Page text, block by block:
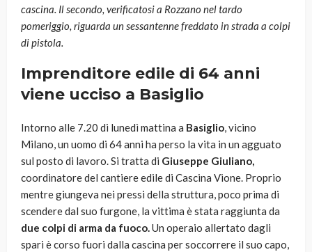
cascina. Il secondo, verificatosi a Rozzano nel tardo
pomeriggio, riguarda un sessantenne freddato in strada a colpi
di pistola.
Imprenditore edile di 64 anni
viene ucciso a Basiglio
Intorno alle 7.20 di lunedì mattina a Basiglio, vicino
Milano, un uomo di 64 anni ha perso la vita in un agguato
sul posto di lavoro. Si tratta di Giuseppe Giuliano,
coordinatore del cantiere edile di Cascina Vione. Proprio
mentre giungeva nei pressi della struttura, poco prima di
scendere dal suo furgone, la vittima è stata raggiunta da
due colpi di arma da fuoco.Un operaio allertato dagli
spari è corso fuori dalla cascina per soccorrere il suo capo,